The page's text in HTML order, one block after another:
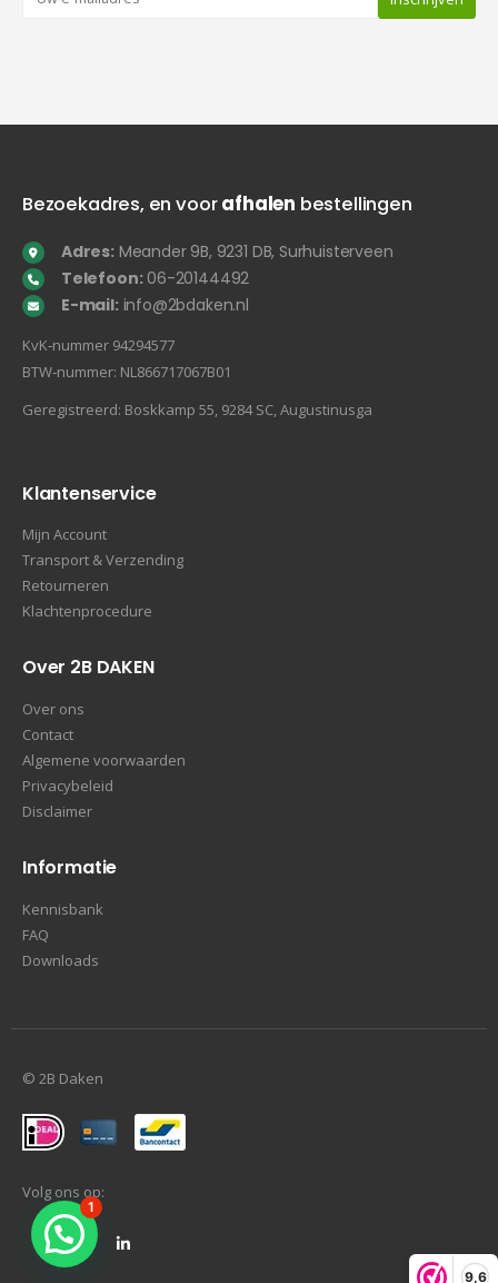
9,6
Bezoekadres, en voorafhalen bestellingen
Adres:Meander 9B, 9231 DB, Surhuisterveen
Telefoon:06-20144492
E-mail:info@2bdaken.nl
KvK‐nummer 94294577
BTW‐nummer: NL866717067B01
Geregistreerd: Boskkamp 55, 9284 SC, Augustinusga
Klantenservice
Mijn Account
Transport & Verzending
Retourneren
Klachtenprocedure
Over 2B DAKEN
Over ons
Contact
Algemene voorwaarden
Privacybeleid
Disclaimer
Informatie
Kennisbank
FAQ
Downloads
© 2B Daken
Volg ons op:
1